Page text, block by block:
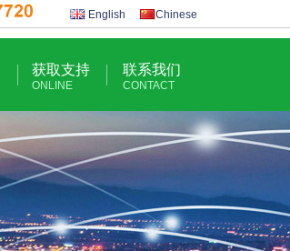
English Chinese
获取支持
ONLINE
联系我们
CONTACT